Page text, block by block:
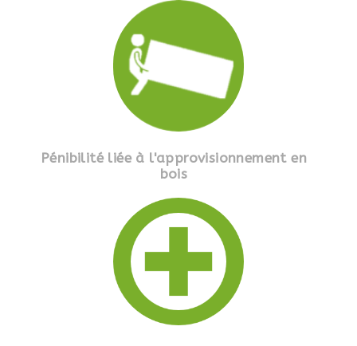
Pénibilité liée à l'approvisionnement en
bois